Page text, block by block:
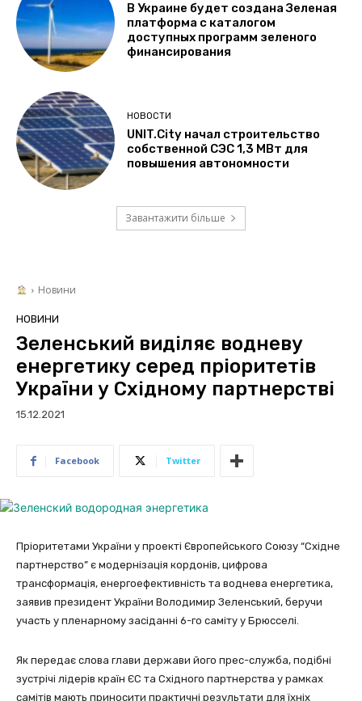
В Украине будет создана Зеленая
платформа с каталогом
доступных программ зеленого
финансирования
НОВОСТИ
UNIT.City начал строительство
собственной СЭС 1,3 МВт для
повышения автономности
Завантажити більше